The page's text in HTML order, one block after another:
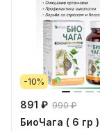
-10%
891 ₽ 990 ₽
БиоЧага ( 6 гр ) продукт